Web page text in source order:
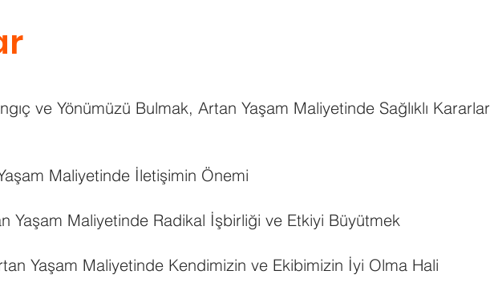
ve Yönümüzü Bulmak, Artan Yaşam Maliyetinde Sağlıklı Kararlar
Maliyetinde İletişimin Önemi
Yaşam Maliyetinde Radikal İşbirliği ve Etkiyi Büyütmek
Yaşam Maliyetinde Kendimizin ve Ekibimizin İyi Olma Hali​